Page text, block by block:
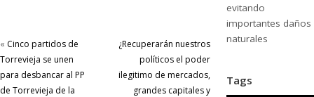
« Cinco partidos de
Torrevieja se unen
para desbancar al PP
de Torrevieja de la
¿Recuperarán nuestros
políticos el poder
ilegitimo de mercados,
grandes capitales y
evitando
importantes daños
naturales
Tags